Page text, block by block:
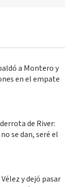
a Montero y
en el empate
de River:
se dan, seré el
y dejó pasar